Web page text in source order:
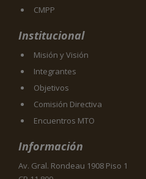
CMPP
Institucional
Misión y Visión
Integrantes
Objetivos
Comisión Directiva
Encuentros MTO
Información
Av. Gral. Rondeau 1908 Piso 1